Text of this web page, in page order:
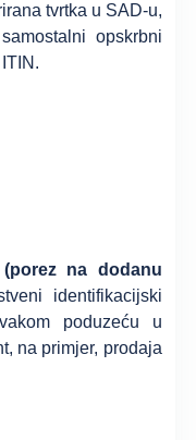
tvrtka u SAD-u,
opskrbni
na dodanu
identifikacijski
poduzeću u
na primjer, prodaja